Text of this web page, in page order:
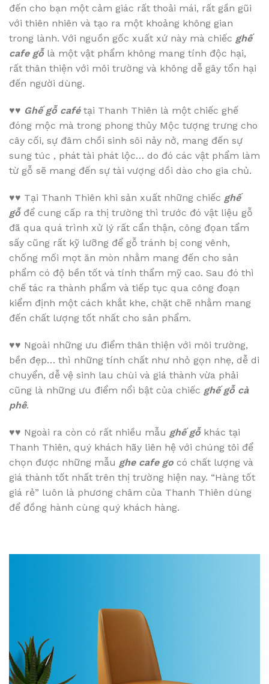
đến cho bạn một cảm giác rất thoải mái, rất gần gũi
với thiên nhiên và tạo ra một khoảng không gian
trong lành. Với nguồn gốc xuất xứ này mà chiếc ghế
cafe gỗ là một vật phẩm không mang tính độc hại,
rất thân thiện với môi trường và không dễ gây tổn hại
đến người dùng.
♥♥ Ghế gỗ cafétại Thanh Thiên là một chiếc ghế
đóng mộc mà trong phong thủy Mộc tượng trưng cho
cây cối, sự đâm chồi sinh sôi nảy nở, mang đến sự
sung túc , phát tài phát lộc… do đó các vật phẩm làm
từ gỗ sẽ mang đến sự tài vượng dồi dào cho gia chủ.
♥♥ Tại Thanh Thiên khi sản xuất những chiếc ghế
gỗ để cung cấp ra thị trường thì trước đó vật liệu gỗ
đã qua quá trình xử lý rất cẩn thận, công đọan tẩm
sấy cũng rất kỹ lưỡng để gỗ tránh bị cong vênh,
chống mối mọt ăn mòn nhằm mang đến cho sản
phẩm có độ bền tốt và tính thẩm mỹ cao. Sau đó thì
chế tác ra thành phẩm và tiếp tục qua công đoạn
kiểm định một cách khắt khe, chặt chẽ nhằm mang
đến chất lượng tốt nhất cho sản phẩm.
♥♥ Ngoài những ưu điểm thân thiện với môi trường,
bền đẹp… thì những tính chất như nhỏ gọn nhẹ, dễ di
chuyển, dễ vệ sinh lau chùi và giá thành vừa phải
cũng là những ưu điểm nổi bật của chiếc ghế gỗ cà
phê.
♥♥ Ngoài ra còn có rất nhiều mẫu ghế gỗ khác tại
Thanh Thiên, quý khách hãy liên hệ với chúng tôi để
chọn được những mẫu ghe cafe go có chất lượng và
giá thành tốt nhất trên thị trường hiện nay. “Hàng tốt
giá rẻ” luôn là phương châm của Thanh Thiên dùng
để đồng hành cùng quý khách hàng.